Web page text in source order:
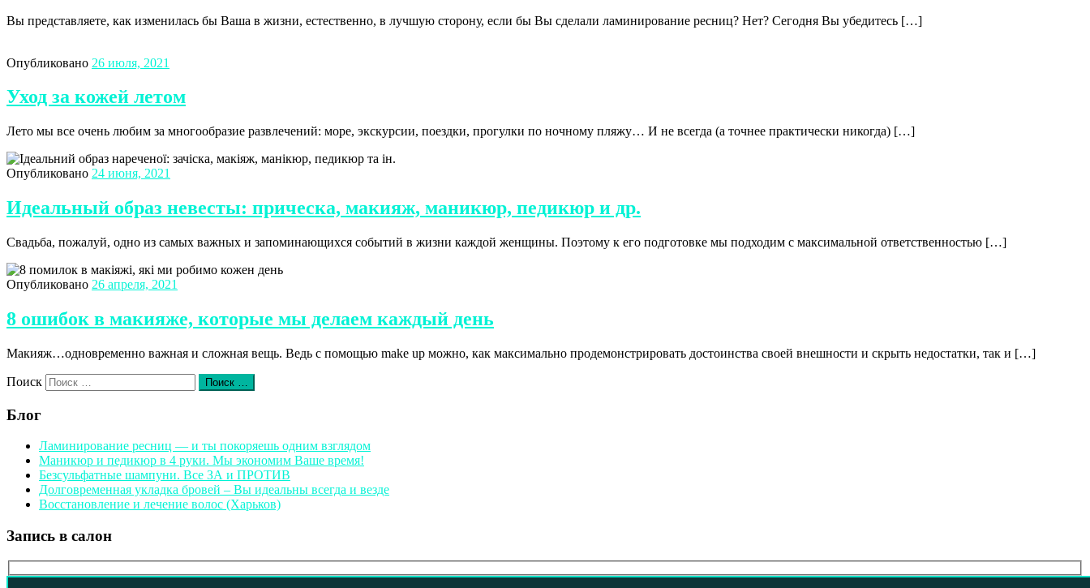
Вы представляете, как изменилась бы Ваша в жизни, естественно, в лучшую сторону, если бы Вы сделали ламинирование ресниц? Нет? Сегодня Вы убедитесь […]
Опубликовано 26 июля, 2021
Уход за кожей летом
Лето мы все очень любим за многообразие развлечений: море, экскурсии, поездки, прогулки по ночному пляжу… И не всегда (а точнее практически никогда) […]
Опубликовано 24 июня, 2021
Идеальный образ невесты: прическа, макияж, маникюр, педикюр и др.
Свадьба, пожалуй, одно из самых важных и запоминающихся событий в жизни каждой женщины. Поэтому к его подготовке мы подходим с максимальной ответственностью […]
Опубликовано 26 апреля, 2021
8 ошибок в макияже, которые мы делаем каждый день
Макияж…одновременно важная и сложная вещь. Ведь с помощью make up можно, как максимально продемонстрировать достоинства своей внешности и скрыть недостатки, так и […]
Поиск Поиск …
Блог
Ламинирование ресниц — и ты покоряешь одним взглядом
Маникюр и педикюр в 4 руки. Мы экономим Ваше время!
Безсульфатные шампуни. Все ЗА и ПРОТИВ
Долговременная укладка бровей – Вы идеальны всегда и везде
Восстановление и лечение волос (Харьков)
Запись в салон